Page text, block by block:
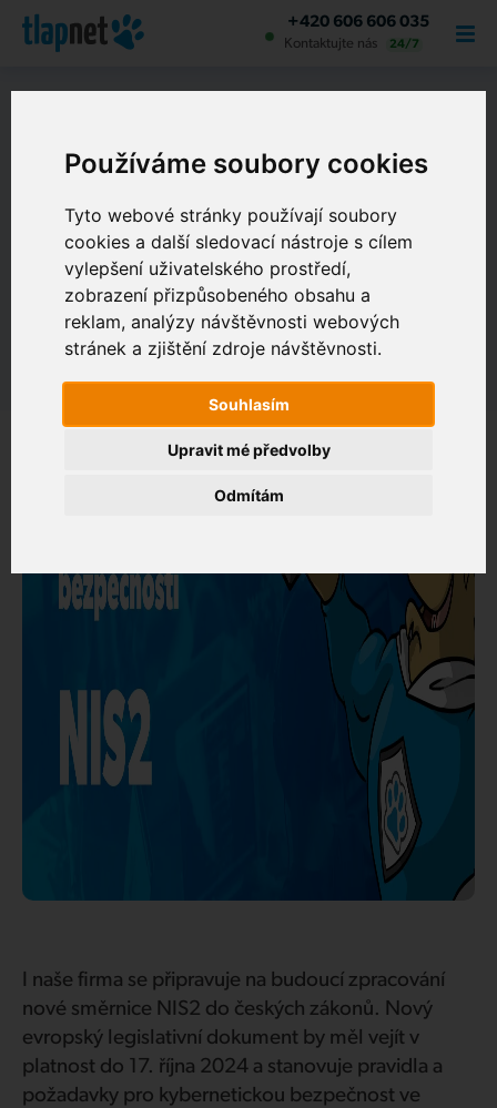
Používáme soubory cookies
Tyto webové stránky používají soubory
cookies a další sledovací nástroje s cílem
vylepšení uživatelského prostředí,
zobrazení přizpůsobeného obsahu a
reklam, analýzy návštěvnosti webových
stránek a zjištění zdroje návštěvnosti.
Souhlasím
Odmítám
Upravit mé předvolby
+420 606 606 035
Kontaktujte nás 24/7
O NÁS
Zúčastnili jsme se konference
21. 5. 2024
I naše firma se připravuje na budoucí zpracování
nové směrnice NIS2 do českých zákonů. Nový
evropský legislativní dokument by měl vejít v
platnost do 17. října 2024 a stanovuje pravidla a
požadavky pro kybernetickou bezpečnost ve